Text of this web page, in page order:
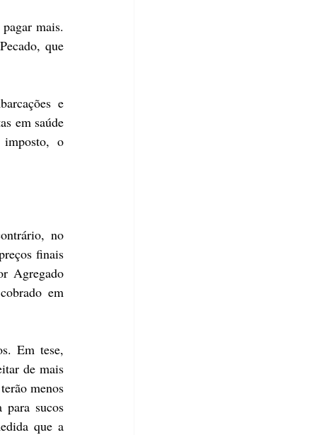
mais.
que
e
em saúde
imposto, o
no
finais
Agregado
em
Em tese,
de mais
menos
sucos
que a